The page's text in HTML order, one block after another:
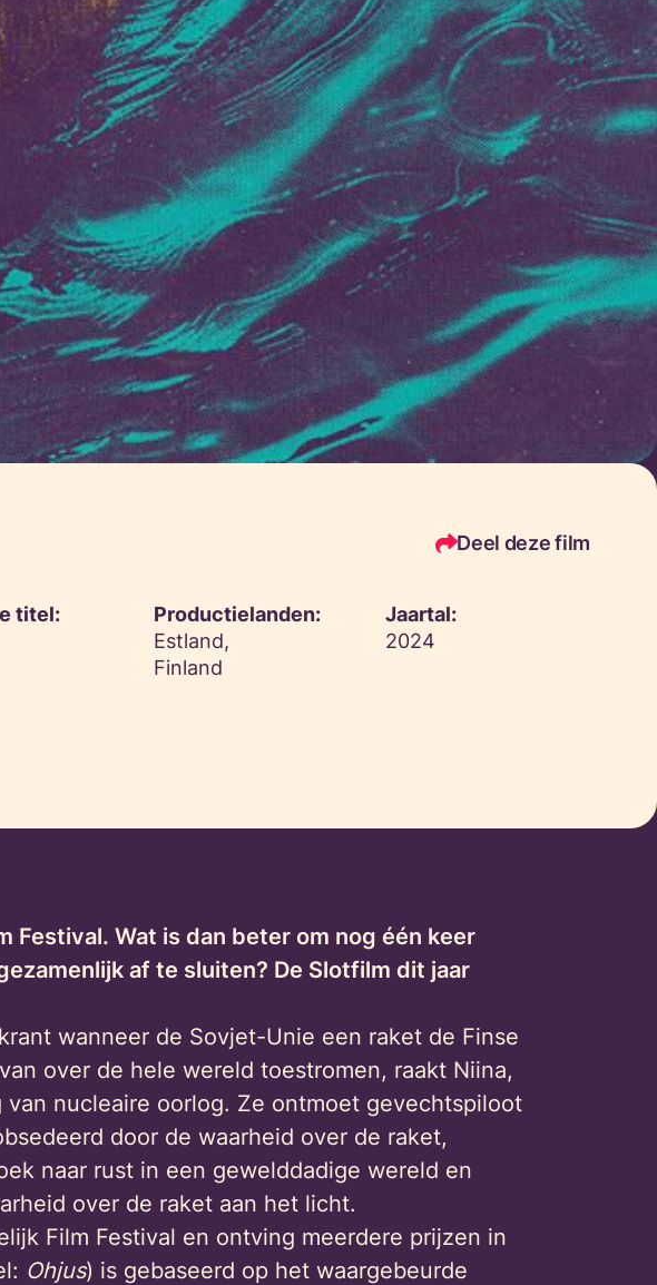
Deel deze film
titel:
Productielanden:
Estland,
Finland
Jaartal:
2024
Festival. Wat is dan beter om nog één keer
af te sluiten? De Slotfilm dit jaar
wanneer de Sovjet-Unie een raket de Finse
over de hele wereld toestromen, raakt Niina,
nucleaire oorlog. Ze ontmoet gevechtspiloot
door de waarheid over de raket,
naar rust in een gewelddadige wereld en
over de raket aan het licht.
Film Festival en ontving meerdere prijzen in
Ohjus) is gebaseerd op het waargebeurde